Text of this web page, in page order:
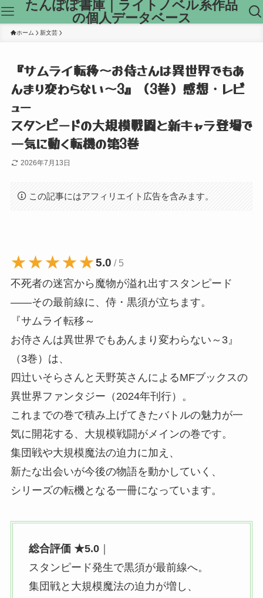
たんぽぽ書庫｜ライトノベル系作品
の個人データベース
ホーム 新文芸
『サムライ転移～お侍さんは異世界でもあ
んまり変わらない～3』（3巻）感想・レビ
ュー
スタンピードの大規模戦闘と新キャラ登場で
一気に動く転機の第3巻
2026年7月13日
この記事にはアフィリエイト広告を含みます。
★★★★★
★★★★★5.0 / 5
不死者の迷宮から魔物が溢れ出すスタンピード
――その最前線に、 侍・黒須が立ちます。
『サムライ転移～
お侍さんは異世界でもあんまり変わらない～3』
（3巻） は、
四辻いそらさんと天野英さんによるMFブックスの
異世界ファンタジー（2024年刊行） 。
これまでの巻で積み上げてきたバトルの魅力が一
気に開花する、 大規模戦闘がメインの巻です。
集団戦や大規模魔法の迫力に加え、
新たな出会いが今後の物語を動かしていく、
シリーズの転機となる一冊になっています。
総合評価 ★5.0｜
スタンピード発生で黒須が最前線へ。
集団戦と大規模魔法の迫力が増し、